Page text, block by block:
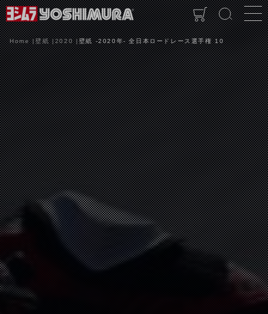
Home 壁紙 2020 壁紙 -2020年- 全日本ロードレース選手権 10